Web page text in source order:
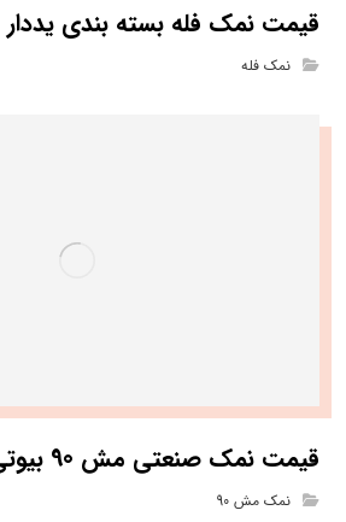
قیمت نمک فله بسته بندی یددار
نمک فله
قیمت نمک صنعتی مش 90 بیوتی سالت
نمک مش 90